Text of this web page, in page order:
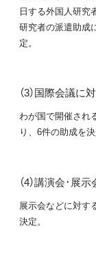
日する外国人研究
研究者の派遣助成
定。
（3）国際会議に
わが国で開催され
り、6件の助成を決
（4）講演会･展
展示会などに対す
決定。